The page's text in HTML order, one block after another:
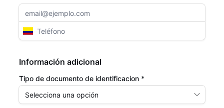
Información adicional
Tipo de documento de identificacion *